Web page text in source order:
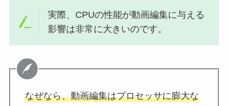
実際、CPUの性能が動画編集に与える
影響は非常に大きいのです。
なぜなら、動画編集はプロセッサに膨大な